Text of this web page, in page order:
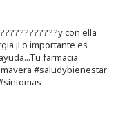
con ella
¡Lo importante es
farmacia
#saludybienestar